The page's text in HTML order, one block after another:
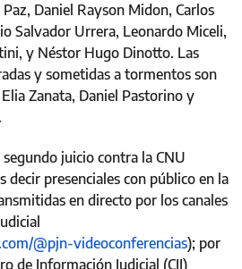
Daniel Rayson Midon, Carlos
Salvador Urrera, Leonardo Miceli,
y Néstor Hugo Dinotto. Las
y sometidas a tormentos son
Zanata, Daniel Pastorino y
segundo juicio contra la CNU
decir presenciales con público en la
en directo por los canales
@pjn-videoconferencias); por
de Información Judicial (CIJ)